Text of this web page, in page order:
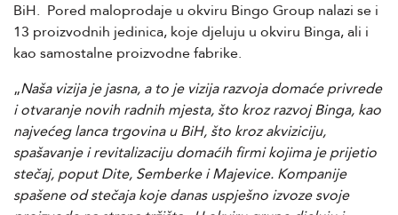
BiH. Pored maloprodaje u okviru Bingo Group nalazi se i
13 proizvodnih jedinica, koje djeluju u okviru Binga, ali i
kao samostalne proizvodne fabrike.
„Naša vizija je jasna, a to je vizija razvoja domaće privrede
i otvaranje novih radnih mjesta, što kroz razvoj Binga, kao
najvećeg lanca trgovina u BiH, što kroz akviziciju,
spašavanje i revitalizaciju domaćih firmi kojima je prijetio
stečaj, poput Dite, Semberke i Majevice. Kompanije
spašene od stečaja koje danas uspješno izvoze svoje